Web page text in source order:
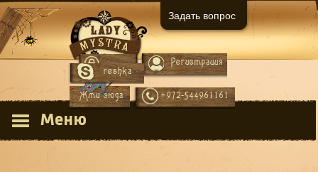
Вход Регистрация
Жми сюда +972-544961161
reshka
Меню
Задать вопрос